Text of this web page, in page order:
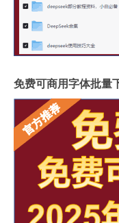
免费可商用字体批量